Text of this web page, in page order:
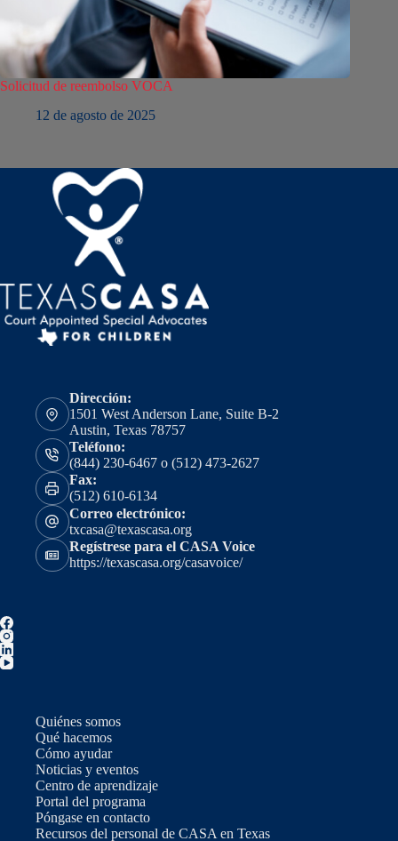
Solicitud de reembolso VOCA
12 de agosto de 2025
Dirección:
1501 West Anderson Lane, Suite B-2
Austin, Texas 78757
Teléfono:
(844) 230-6467 o (512) 473-2627
Fax:
(512) 610-6134
Correo electrónico:
txcasa@texascasa.org
Regístrese para el CASA Voice
https://texascasa.org/casavoice/
Quiénes somos
Qué hacemos
Cómo ayudar
Noticias y eventos
Centro de aprendizaje
Portal del programa
Póngase en contacto
Recursos del personal de CASA en Texas